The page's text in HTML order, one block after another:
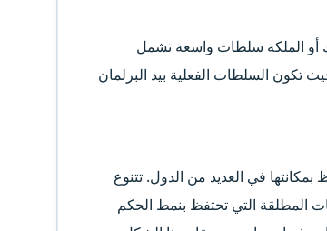
أو الملكة سلطات واسعة تشمل
تكون السلطات الفعلية بيد البرلمان
بمكانتها في العديد من الدول. تتنوع
المطلقة التي تحتفظ بنمط الحكم